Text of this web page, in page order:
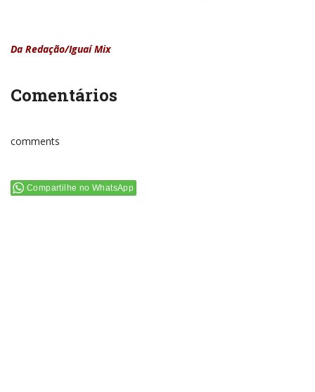
Da Redação/Iguaí Mix
Comentários
comments
Compartilhe no WhatsApp